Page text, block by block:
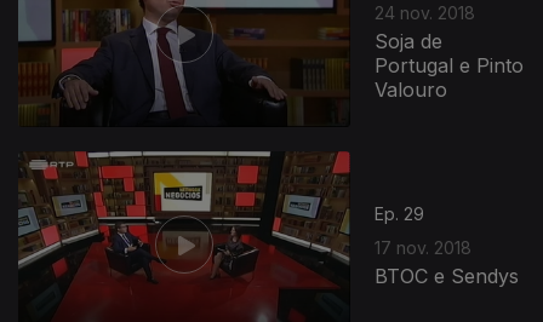
24 nov. 2018
Soja de
Portugal e Pinto
Valouro
Ep. 29
17 nov. 2018
BTOC e Sendys